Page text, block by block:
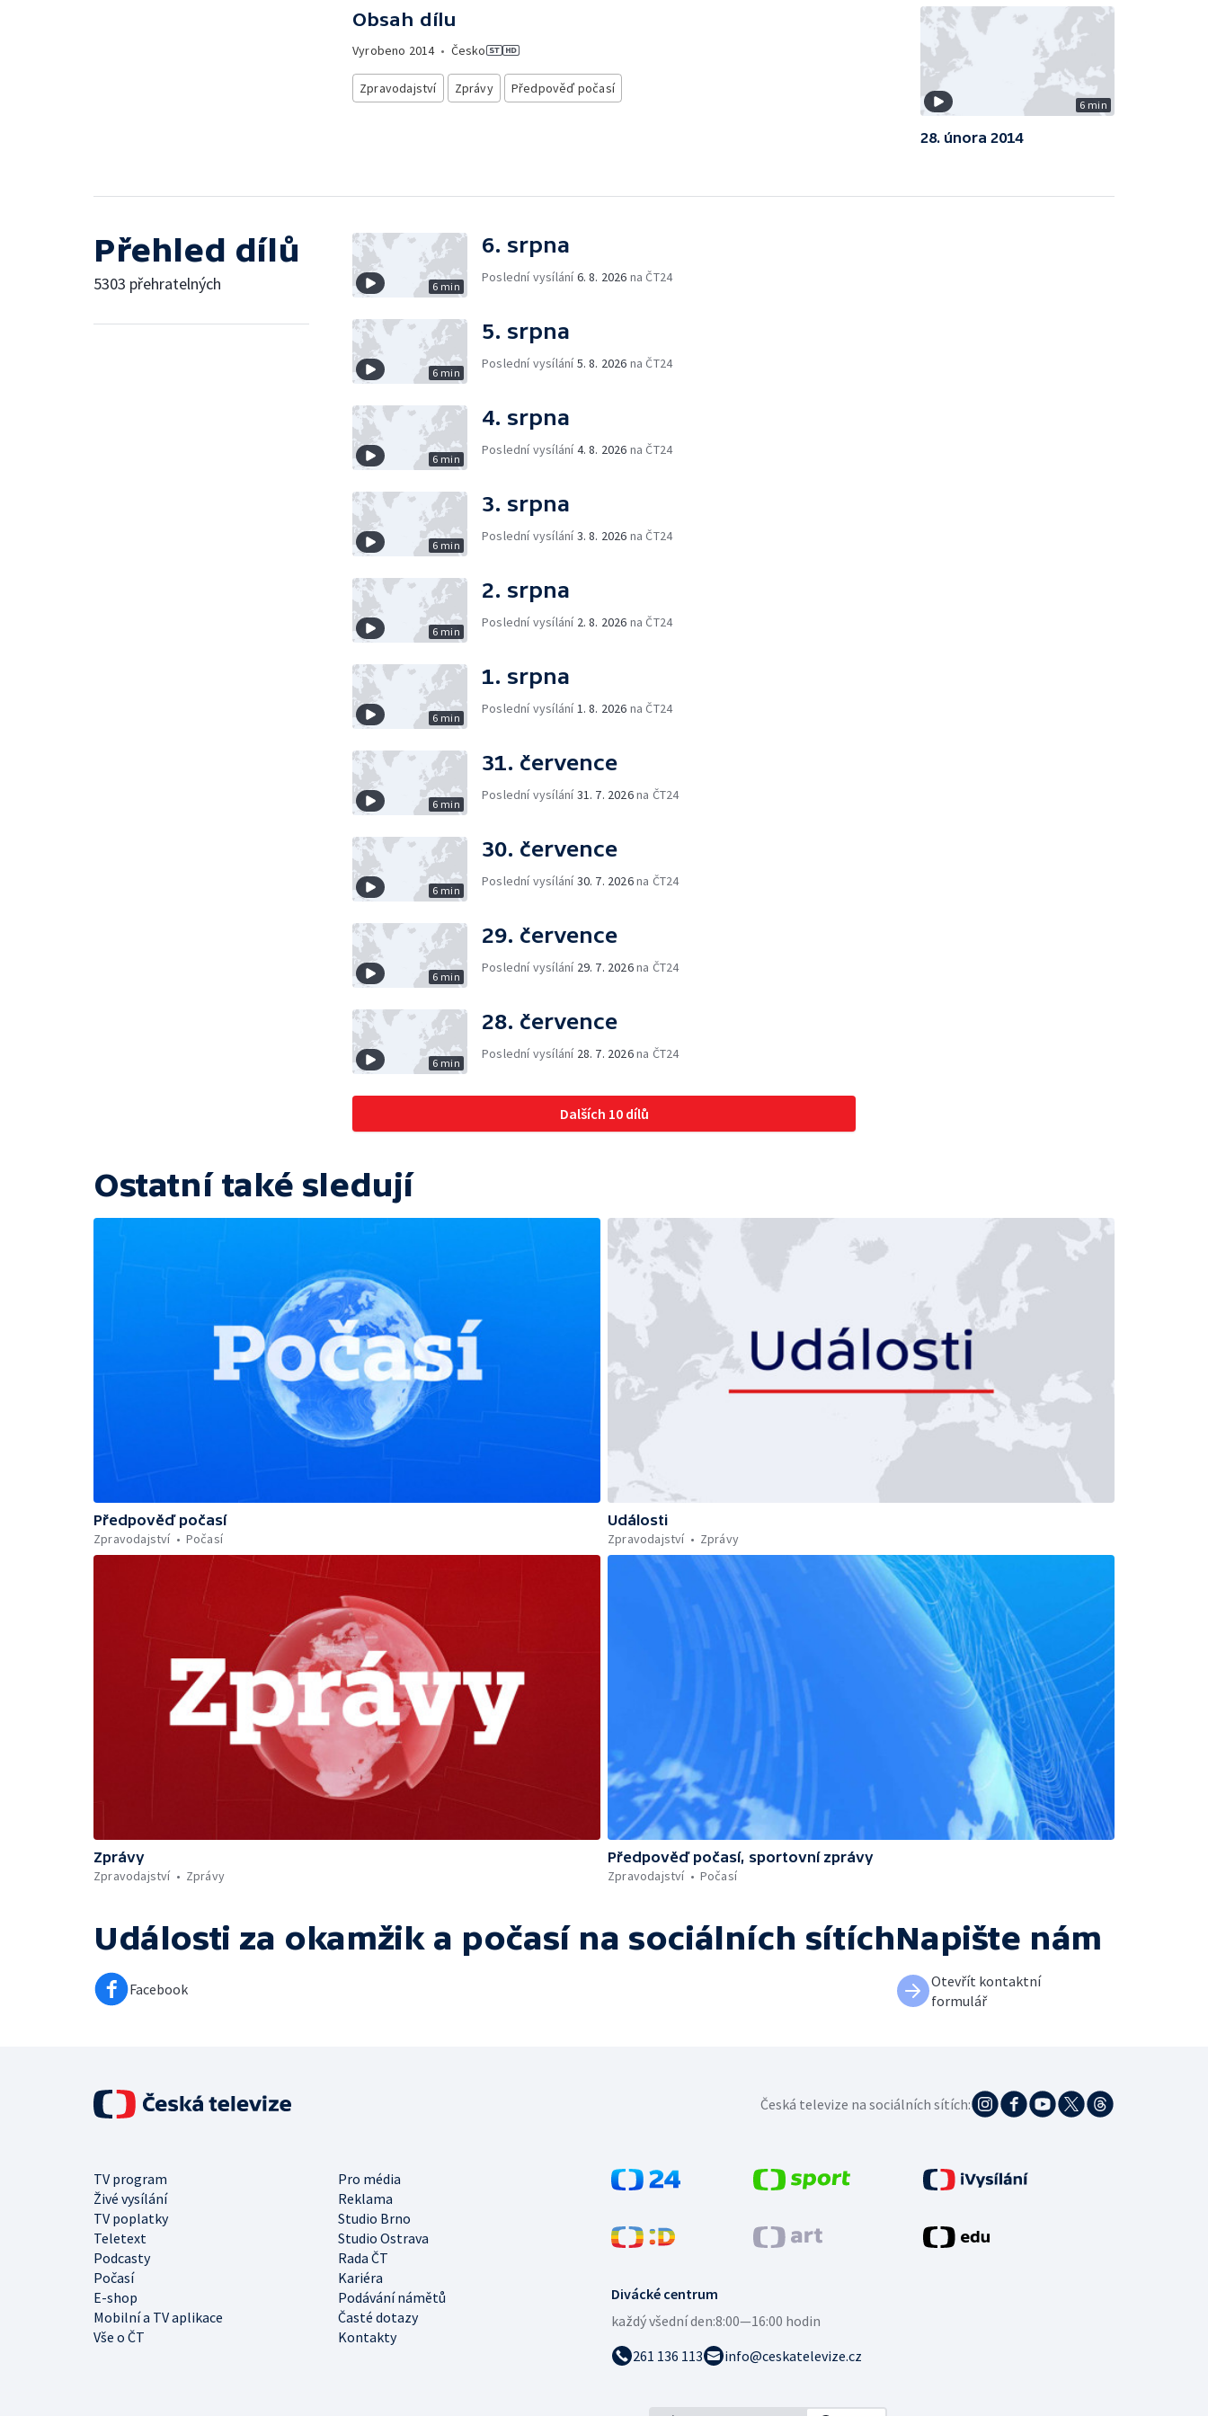
Obsah dílu
Vyrobeno 2014• Česko
Zpravodajství Zprávy Předpověď počasí
6 min
28. února 2014
Přehled dílů
5303 přehratelných 6 min
6. srpna
Poslední vysílání6. 8. 2026 na ČT24
6 min
5. srpna
Poslední vysílání5. 8. 2026 na ČT24
6 min
4. srpna
Poslední vysílání4. 8. 2026 na ČT24
6 min
3. srpna
Poslední vysílání3. 8. 2026 na ČT24
6 min
2. srpna
Poslední vysílání 2. 8. 2026 na ČT24
6 min
1. srpna
Poslední vysílání 1. 8. 2026 na ČT24
6 min
31. července
Poslední vysílání31. 7. 2026na ČT24
6 min
30. července
Poslední vysílání30. 7. 2026na ČT24
6 min
29. července
Poslední vysílání 29. 7. 2026na ČT24
6 min
28. července
Poslední vysílání 28. 7. 2026na ČT24
Dalších 10 dílů
Ostatní také sledují
Předpověď počasí
Zpravodajství
Počasí
Události
Zpravodajství
Zprávy
Zprávy
Zpravodajství
Zprávy
Předpověď počasí, sportovní zprávy
Zpravodajství
Počasí
Události za okamžik a počasí na sociálních sítích
Facebook
Napište nám
Otevřít kontaktní
formulář
Divácké centrum
každý všední den:8:00—16:00 hodin
261 136 113
info@ceskatelevize.cz
TV program
Pro média
Živé vysílání
Reklama
TV poplatky
Studio Brno
Teletext
Studio Ostrava
Podcasty
Rada ČT
Počasí
Kariéra
E-shop
Podávání námětů
Mobilní a TV aplikace
Časté dotazy
Vše o ČT
Kontakty
Česká televize na sociálních sítích: